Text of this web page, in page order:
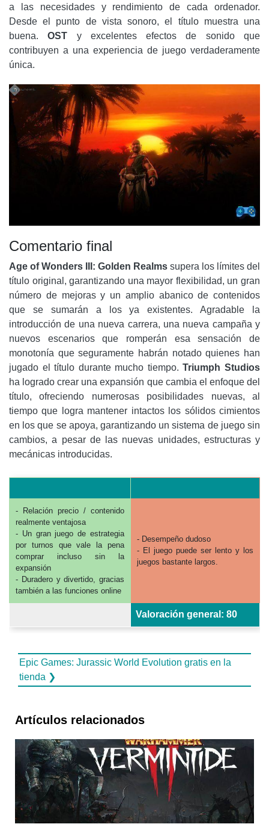
a las necesidades y rendimiento de cada ordenador.
Desde el punto de vista sonoro, el título muestra una
buena.OST y excelentes efectos de sonido que
contribuyen a una experiencia de juego verdaderamente
única.
Comentario final
Age of Wonders III: Golden Realms supera los límites del
título original, garantizando una mayor flexibilidad, un gran
número de mejoras y un amplio abanico de contenidos
que se sumarán a los ya existentes. Agradable la
introducción de una nueva carrera, una nueva campaña y
nuevos escenarios que romperán esa sensación de
monotonía que seguramente habrán notado quienes han
jugado el título durante mucho tiempo.Triumph Studios
ha logrado crear una expansión que cambia el enfoque del
título, ofreciendo numerosas posibilidades nuevas, al
tiempo que logra mantener intactos los sólidos cimientos
en los que se apoya, garantizando un sistema de juego sin
cambios, a pesar de las nuevas unidades, estructuras y
mecánicas introducidas.
- Relación precio / contenido
realmente ventajosa
- Un gran juego de estrategia
por turnos que vale la pena
comprar incluso sin la
expansión
- Duradero y divertido, gracias
también a las funciones online
- Desempeño dudoso
- El juego puede ser lento y los
juegos bastante largos.
Valoración general: 80
Epic Games: Jurassic World Evolution gratis en la
tienda ❯
Artículos relacionados